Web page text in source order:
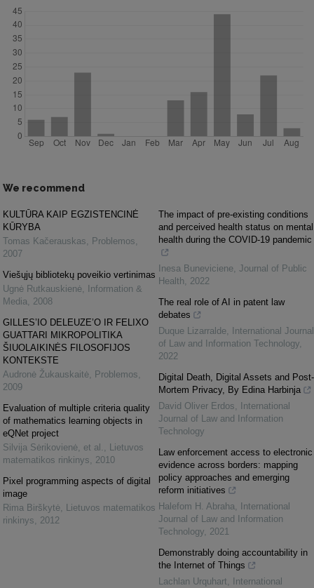
We recommend
KULTŪRA KAIP EGZISTENCINĖ
KŪRYBA
Tomas Kačerauskas, Problemos,
2007
Viešųjų bibliotekų poveikio vertinimas
Ugnė Rutkauskienė,
Information &
Media, 2008
GILLES’IO DELEUZE’O IR FELIXO
GUATTARI MIKROPOLITIKA
ŠIUOLAIKINĖS FILOSOFIJOS
KONTEKSTE
Audronė Žukauskaitė, Problemos,
2009
Evaluation of multiple criteria quality
of mathematics learning objects in
eQNet project
Silvija Sėrikovienė, et al. , Lietuvos
matematikos rinkinys, 2010
Pixel programming aspects of digital
image
Rima Birškytė, Lietuvos matematikos
rinkinys, 2012
The impact of pre-existing conditions
and perceived health status on mental
health during the COVID-19 pandemic
Inesa Buneviciene, Journal of Public
Health, 2022
The real role of AI in patent law
debates
Duque Lizarralde,
International Journal
of Law and Information Technology,
2022
Digital Death, Digital Assets and Post-
Mortem Privacy, By Edina Harbinja
David Oliver Erdos,
International
Journal of Law and Information
Technology
Law enforcement access to electronic
evidence across borders: mapping
policy approaches and emerging
reform initiatives
Halefom H. Abraha,
International
Journal of Law and Information
Technology, 2021
Demonstrably doing accountability in
the Internet of Things
Lachlan Urquhart,
International